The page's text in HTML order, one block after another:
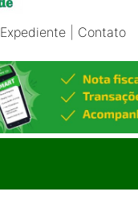
Expediente Contato